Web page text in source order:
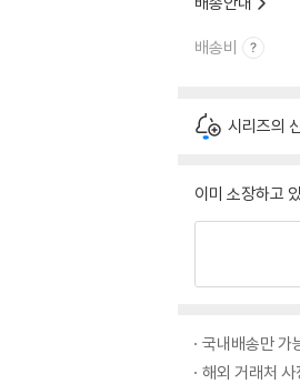
배송비
시리즈의
이미 소장하고
국내배송만 가
해외 거래처